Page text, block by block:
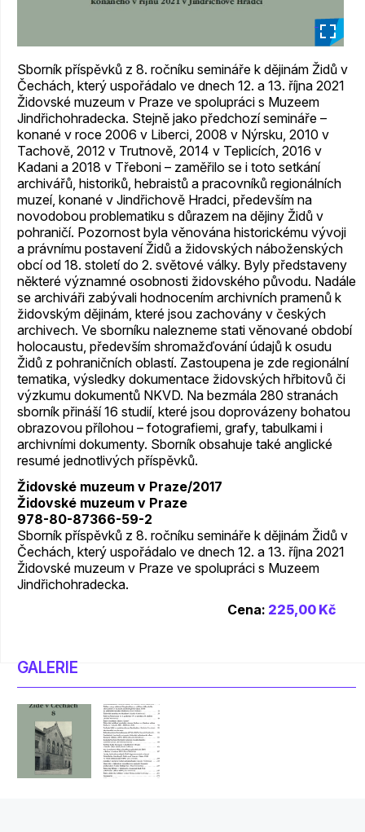
Sborník příspěvků z 8. ročníku semináře k dějinám Židů v
Čechách, který uspořádalo ve dnech 12. a 13. října 2021
Židovské muzeum v Praze ve spolupráci s Muzeem
Jindřichohradecka. Stejně jako předchozí semináře –
konané v roce 2006 v Liberci, 2008 v Nýrsku, 2010 v
Tachově, 2012 v Trutnově, 2014 v Teplicích, 2016 v
Kadani a 2018 v Třeboni – zaměřilo se i toto setkání
archivářů, historiků, hebraistů a pracovníků regionálních
muzeí, konané v Jindřichově Hradci, především na
novodobou problematiku s důrazem na dějiny Židů v
pohraničí. Pozornost byla věnována historickému vývoji
a právnímu postavení Židů a židovských náboženských
obcí od 18. století do 2. světové války. Byly představeny
některé významné osobnosti židovského původu. Nadále
se archiváři zabývali hodnocením archivních pramenů k
židovským dějinám, které jsou zachovány v českých
archivech. Ve sborníku nalezneme stati věnované období
holocaustu, především shromažďování údajů k osudu
Židů z pohraničních oblastí. Zastoupena je zde regionální
tematika, výsledky dokumentace židovských hřbitovů či
výzkumu dokumentů NKVD. Na bezmála 280 stranách
sborník přináší 16 studií, které jsou doprovázeny bohatou
obrazovou přílohou – fotografiemi, grafy, tabulkami i
archivními dokumenty. Sborník obsahuje také anglické
resumé jednotlivých příspěvků.
Židovské muzeum v Praze/2017
Židovské muzeum v Praze
978-80-87366-59-2
Sborník příspěvků z 8. ročníku semináře k dějinám Židů v
Čechách, který uspořádalo ve dnech 12. a 13. října 2021
Židovské muzeum v Praze ve spolupráci s Muzeem
Jindřichohradecka.
Cena: 225,00 Kč
GALERIE